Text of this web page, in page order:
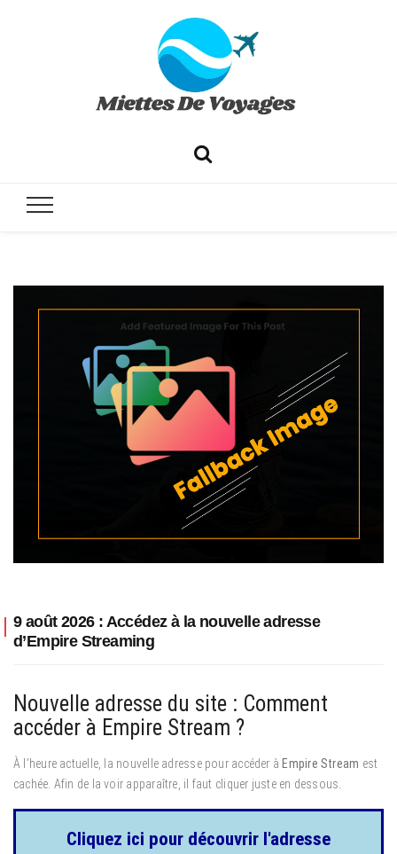
9 août 2026 : Accédez à la nouvelle adresse
d’Empire Streaming
Nouvelle adresse du site : Comment
accéder à Empire Stream ?
À l’heure actuelle, la nouvelle adresse pour accéder à Empire Stream est
cachée. Afin de la voir apparaître, il faut cliquer juste en dessous.
Cliquez ici pour découvrir l'adresse